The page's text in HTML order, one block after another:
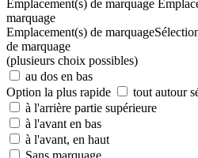
Emplacement(s) de marquage
marquage
Emplacement(s) de marquage
de marquage
(plusieurs choix possibles)
au dos en bas
Option la plus rapide
tout autour
à l'arrière partie supérieure
à l'avant en bas
à l'avant, en haut
Sans marquage